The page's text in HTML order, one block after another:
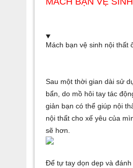
Mách bạn vệ sinh nội thất
Sau một thời gian dài sử
bẩn, do mồ hôi tay tác
giản bạn có thể giúp nội
nội thất cho xế yêu của
sẽ hơn.
Để tự tay dọn dẹp và